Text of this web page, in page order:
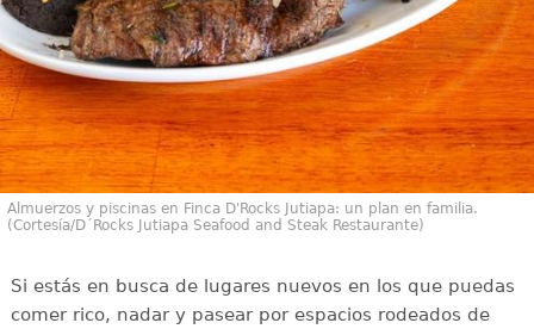
Almuerzos y piscinas en Finca D'Rocks Jutiapa: un plan en familia.
(Cortesía/D´Rocks Jutiapa Seafood and Steak Restaurante)
Si estás en busca de lugares nuevos en los que puedas
comer rico, nadar y pasear por espacios rodeados de